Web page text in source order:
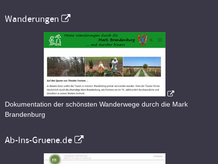
Wanderungen
Dokumentation der schönsten Wanderwege durch die Mark
Brandenburg
Ab-Ins-Gruene.de